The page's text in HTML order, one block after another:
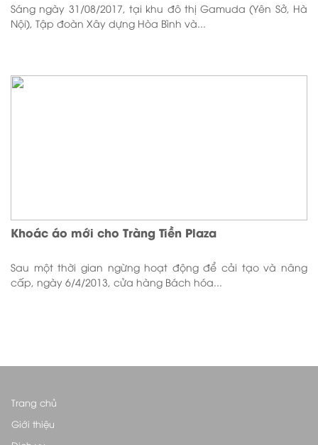
Sáng ngày 31/08/2017, tại khu đô thị Gamuda (Yên Sở, Hà
Nội), Tập đoàn Xây dựng Hòa Bình và...
Khoác áo mới cho Tràng Tiền Plaza
Sau một thời gian ngừng hoạt động để cải tạo và nâng
cấp, ngày 6/4/2013, cửa hàng Bách hóa...
Trang chủ
Giới thiệu